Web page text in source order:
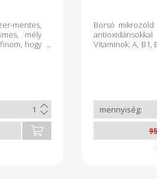
mentes,
mély
hogy
azt a
ízt, amit a
Borsó
Vitaminok: A, B1,
szilícium,